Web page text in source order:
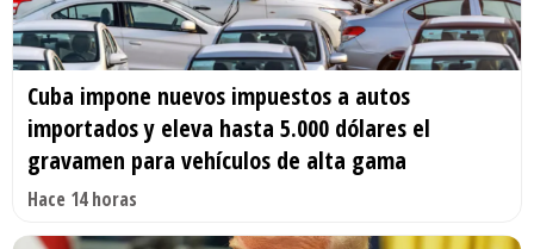
Cuba impone nuevos impuestos a autos
importados y eleva hasta 5.000 dólares el
gravamen para vehículos de alta gama
Hace 14 horas